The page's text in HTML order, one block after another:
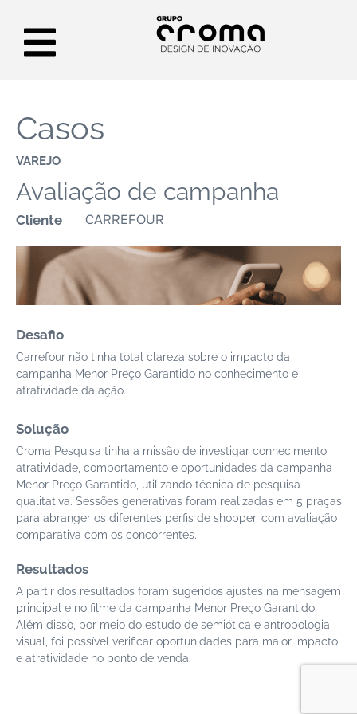
Casos
VAREJO
Avaliação de campanha
Cliente CARREFOUR
Desafio
Carrefour não tinha total clareza sobre o impacto da
campanha Menor Preço Garantido no conhecimento e
atratividade da ação.
Solução
Croma Pesquisa tinha a missão de investigar conhecimento,
atratividade, comportamento e oportunidades da campanha
Menor Preço Garantido, utilizando técnica de pesquisa
qualitativa. Sessões generativas foram realizadas em 5 praças
para abranger os diferentes perfis de shopper, com avaliação
comparativa com os concorrentes.
Resultados
A partir dos resultados foram sugeridos ajustes na mensagem
principal e no filme da campanha Menor Preço Garantido.
Além disso, por meio do estudo de semiótica e antropologia
visual, foi possível verificar oportunidades para maior impacto
e atratividade no ponto de venda.